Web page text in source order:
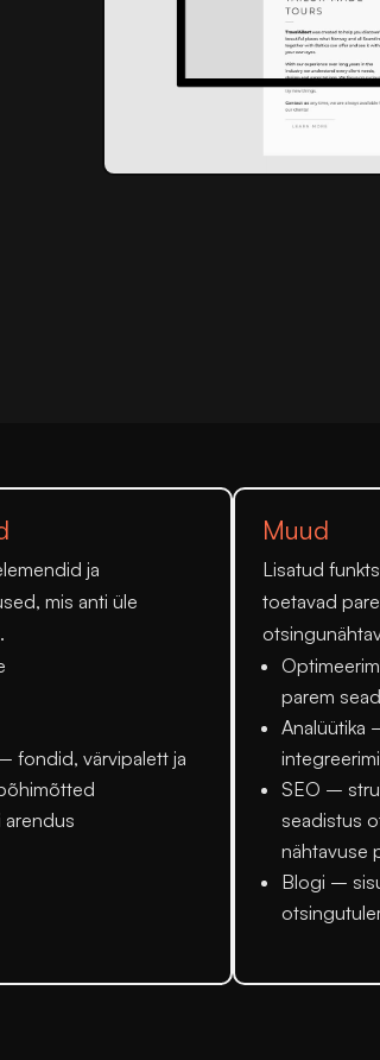
ja
mis anti üle
fondid, värvipalett ja
arendus
Muud
Lisatud
toetavad
parem
Analüütika
SEO –
seadistus
nähtavuse
Blogi –